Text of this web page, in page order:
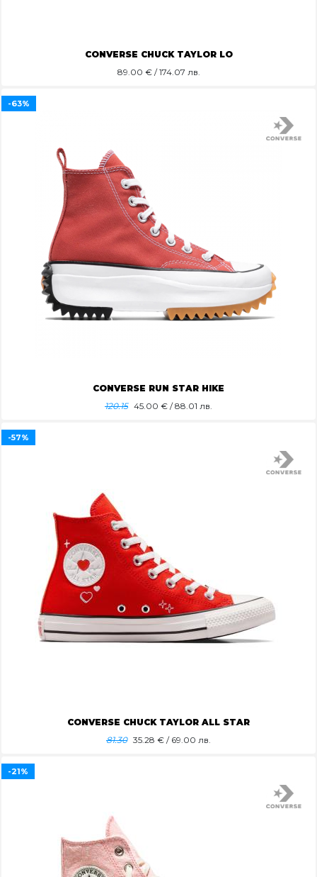
CONVERSE CHUCK TAYLOR LO
89.00 € / 174.07 лв.
CONVERSE RUN STAR HIKE
120.15 45.00 € / 88.01 лв.
-63%
CONVERSE CHUCK TAYLOR ALL STAR
81.30 35.28 € / 69.00 лв.
-57%
-21%